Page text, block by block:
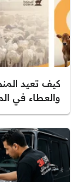
كيف تعيد
والعطاء في